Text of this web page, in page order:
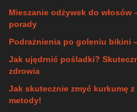
Mieszanie odżywek do
porady
Podrażnienia po goleniu bikini
Jak ujędrnić pośladki?
zdrowia
Jak skutecznie zmyć kurkumę
metody!